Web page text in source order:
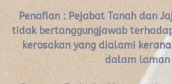
Penafian : Pejabat Tanah dan
tidak bertanggungjawab
kerosakan yang dialami
dalam laman